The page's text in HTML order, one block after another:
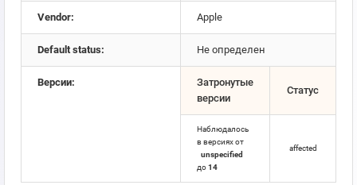
Vendor: Apple
Default status: Не определен
Версии:
Затронутые
версии
Статус
Наблюдалось
в версиях от
unspecified
до14
affected